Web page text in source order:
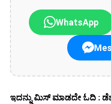
WhatsApp
ಇದನ್ನು ಮಿಸ್‌ ಮಾಡದೇ ಓದಿ :